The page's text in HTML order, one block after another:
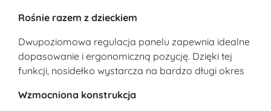
Rośnie razem z dzieckiem
Dwupoziomowa regulacja panelu zapewnia idealne
dopasowanie i ergonomiczną pozycję. Dzięki tej
funkcji, nosidełko wystarcza na bardzo długi okres
Wzmocniona konstrukcja